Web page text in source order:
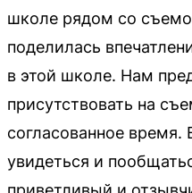
школе рядом со
поделилась
в этой школе. Нам
присутствовать на
согласованное время.
увидеться и